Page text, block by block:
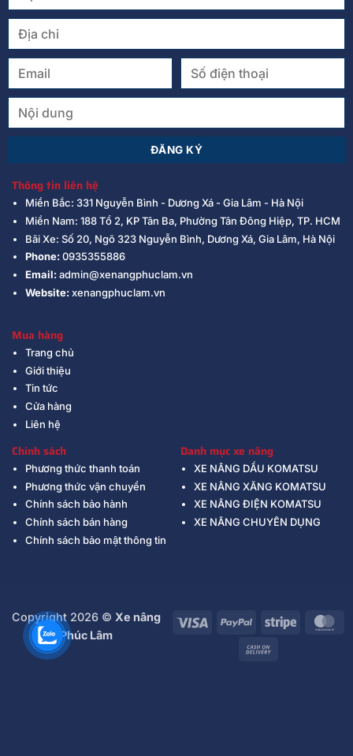
Thông tin liên hệ
Miền Bắc: 331 Nguyễn Bình - Dương Xá - Gia Lâm - Hà Nội
Miền Nam: 188 Tổ 2, KP Tân Ba, Phường Tân Đông Hiệp, TP. HCM
Bãi Xe: Số 20, Ngõ 323 Nguyễn Bình, Dương Xá, Gia Lâm, Hà Nội
Phone:0935355886
Email:admin@xenangphuclam.vn
Website:xenangphuclam.vn
Mua hàng
Trang chủ
Giới thiệu
Tin tức
Cửa hàng
Liên hệ
Chính sách
Phương thức thanh toán
Phương thức vận chuyển
Chính sách bảo hành
Chính sách bán hàng
Chính sách bảo mật thông tin
Danh mục xe nâng
XE NÂNG DẦU KOMATSU
XE NÂNG XĂNG KOMATSU
XE NÂNG ĐIỆN KOMATSU
XE NÂNG CHUYÊN DỤNG
Visa PayPal Stripe
Copyright 2026 © Xe nâng
Phúc Lâm